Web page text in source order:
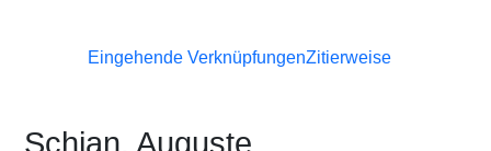
Eingehende VerknüpfungenZitierweise
Schian, Auguste